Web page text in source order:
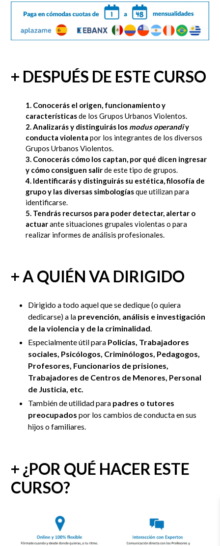
+ DESPUÉS DE ESTE CURSO
1. Conocerás el origen, funcionamiento y
característicasde los Grupos Urbanos Violentos.
2. Analizarás y distinguirás los modus operandiy
conducta violenta por los integrantes de los diversos
Grupos Urbanos Violentos.
3. Conocerás cómo los captan, por qué dicen ingresar
y cómo consiguen salirde este tipo de grupos.
4. Identificarás y distinguirás su estética, filosofía de
grupo y las diversas simbologíasque utilizan para
identificarse.
5. Tendrás recursos para poder detectar, alertar o
actuarante situaciones grupales violentas o para
realizar informes de análisis profesionales.
+ A QUIÉN VA DIRIGIDO
Dirigido a todo aquel que se dedique (o quiera
dedicarse) a la prevención, análisis e investigación
de la violencia y de la criminalidad.
Especialmente útil para Policías, Trabajadores
sociales, Psicólogos, Criminólogos, Pedagogos,
Profesores, Funcionarios de prisiones,
Trabajadores de Centros de Menores, Personal
de Justicia, etc.
También de utilidad para padres o tutores
preocupados por los cambios de conducta en sus
hijos o familiares.
+ ¿POR QUÉ HACER ESTE
CURSO?